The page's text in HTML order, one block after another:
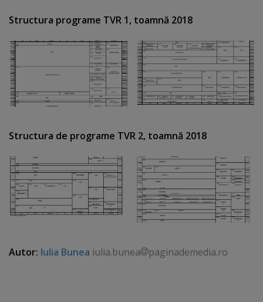
Structura programe TVR 1, toamnă 2018
Structura de programe TVR 2, toamnă 2018
Autor: Iulia Bunea iulia.bunea paginademedia.ro